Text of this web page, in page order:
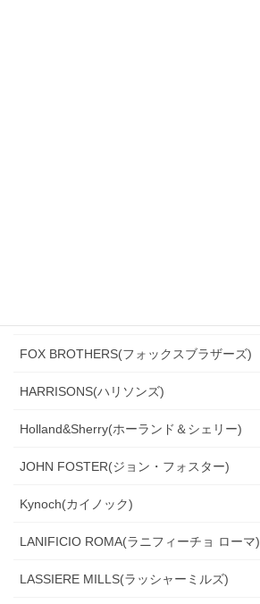
FOX BROTHERS(フォックスブラザーズ)
HARRISONS(ハリソンズ)
Holland&Sherry(ホーランド＆シェリー)
JOHN FOSTER(ジョン・フォスター)
Kynoch(カイノック)
LANIFICIO ROMA(ラニフィーチョ ローマ)
LASSIERE MILLS(ラッシャーミルズ)